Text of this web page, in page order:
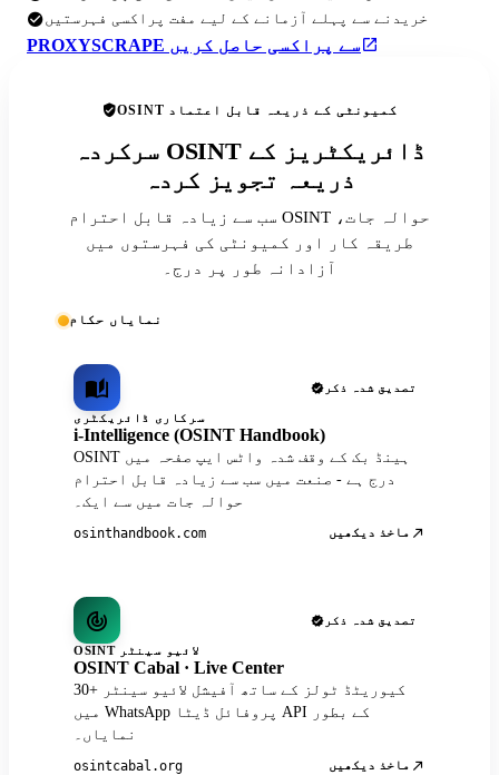
خریدنے سے پہلے آزمانے کے لیے مفت پراکسی فہرستیں
PROXYSCRAPE سے پراکسی حاصل کریں
OSINT کمیونٹی کے ذریعہ قابل اعتماد
سرکردہ OSINT ڈائریکٹریز کے
ذریعہ تجویز کردہ
سب سے زیادہ قابل احترام OSINT حوالہ جات،
طریقہ کار اور کمیونٹی کی فہرستوں میں
آزادانہ طور پر درج۔
نمایاں حکام
تصدیق شدہ ذکر
سرکاری ڈائریکٹری
i-Intelligence (OSINT Handbook)
OSINT ہینڈ بک کے وقف شدہ واٹس ایپ صفحہ میں
درج ہے - صنعت میں سب سے زیادہ قابل احترام
حوالہ جات میں سے ایک۔
osinthandbook.com ماخذ دیکھیں
تصدیق شدہ ذکر
OSINT لائیو سینٹر
OSINT Cabal · Live Center
30+ کیوریٹڈ ٹولز کے ساتھ آفیشل لائیو سینٹر
میں WhatsApp پروفائل ڈیٹا API کے بطور
نمایاں۔
osintcabal.org ماخذ دیکھیں